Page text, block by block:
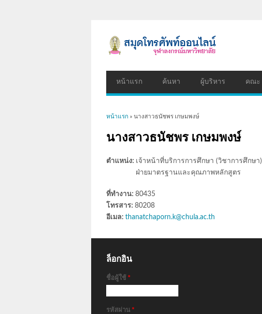
หน้าแรก ค้นหา ผู้บริหาร คณะ
คุณอยู่ที่นี่
หน้าแรก » นางสาวธนัชพร เกษมพงษ์
นางสาวธนัชพร เกษมพงษ์
ตำแหน่ง: เจ้าหน้าที่บริการการศึกษา (วิชาการศึกษา)
ฝ่ายมาตรฐานและคุณภาพหลักสูตร
ที่ทำงาน: 80435
โทรสาร: 80208
อีเมล: thanatchaporn.k@chula.ac.th
ล็อกอิน
ชื่อผู้ใช้ *
รหัสผ่าน *